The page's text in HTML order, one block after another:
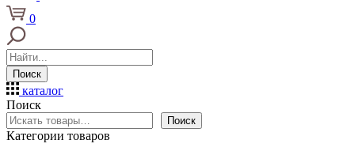
0
Поиск
каталог
Поиск
Поиск
Категории товаров